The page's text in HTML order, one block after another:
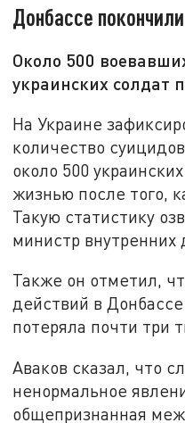
Донбассе
Около 500
украинских солдат
На Украине
количество
около 500
жизнью после того,
Такую статистику
министр внутренних
Также он отметил,
действий в
потеряла почти три
Аваков сказал, что
ненормальное
общепризнанная